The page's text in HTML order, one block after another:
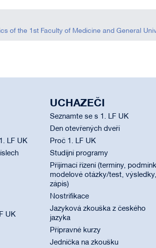
of the 1st Faculty of Medicine and General
LF UK
UK
UCHAZEČI
Seznamte se s 1. LF UK
Den otevřených dveří
Proč 1. LF UK
Studijní programy
Přijímací řízení (termíny,
modelové otázky/test, výsledky,
zápis)
Nostrifikace
Jazyková zkouška z českého
jazyka
Přípravné kurzy
Jednička na zkoušku